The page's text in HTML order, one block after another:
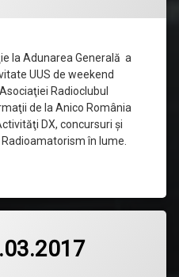
la Adunarea Generală a
UUS de weekend
Radioclubul
de la Anico România
DX, concursuri şi
în lume.